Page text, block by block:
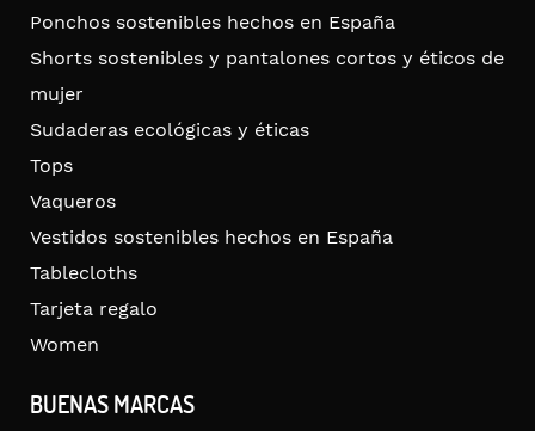
Ponchos sostenibles hechos en España
Shorts sostenibles y pantalones cortos y éticos de
mujer
Sudaderas ecológicas y éticas
Tops
Vaqueros
Vestidos sostenibles hechos en España
Tablecloths
Tarjeta regalo
Women
BUENAS MARCAS